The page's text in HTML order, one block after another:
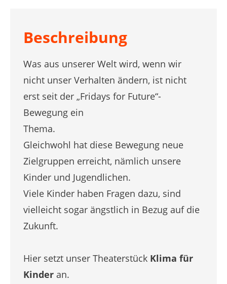
Beschreibung
Was aus unserer Welt wird, wenn wir
nicht unser Verhalten ändern, ist nicht
erst seit der „Fridays for Future“-
Bewegung ein
Thema.
Gleichwohl hat diese Bewegung neue
Zielgruppen erreicht, nämlich unsere
Kinder und Jugendlichen.
Viele Kinder haben Fragen dazu, sind
vielleicht sogar ängstlich in Bezug auf die
Zukunft.
Hier setzt unser Theaterstück Klima für
Kinder an.